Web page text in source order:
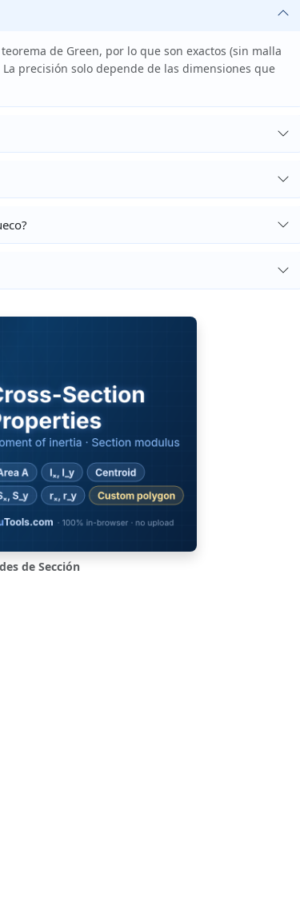
de Green, por lo que son exactos (sin malla
precisión solo depende de las dimensiones que
de Sección